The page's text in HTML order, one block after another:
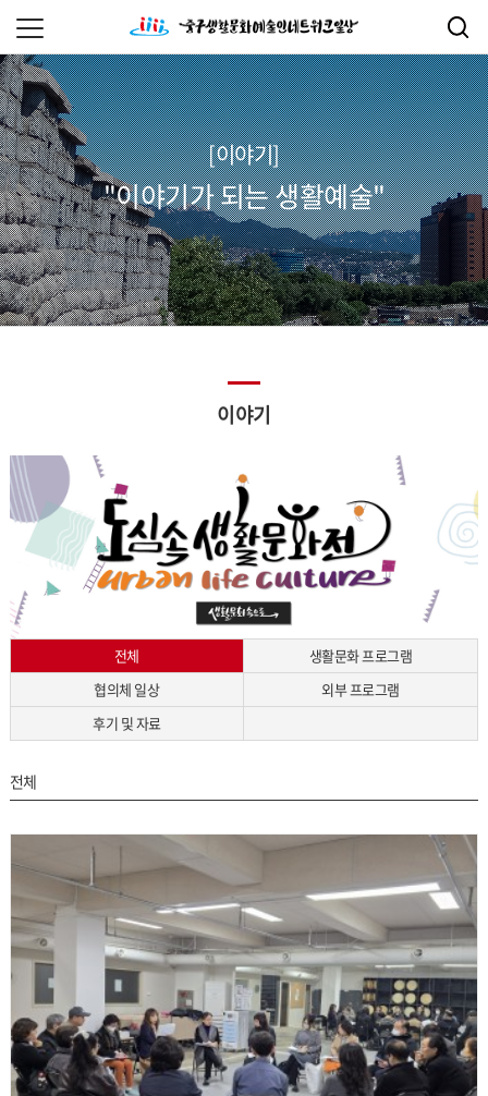
[이야기]
"이야기가 되는 생활예술"
이야기
전체
생활문화 프로그램
협의체 일상
외부 프로그램
후기 및 자료
전체